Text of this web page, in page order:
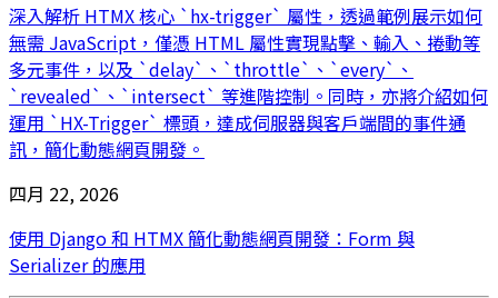
深入解析 HTMX 核心 `hx-trigger` 屬性，透過範例展示如何
無需 JavaScript，僅憑 HTML 屬性實現點擊、輸入、捲動等
多元事件，以及 `delay`、`throttle`、`every`、
`revealed`、`intersect` 等進階控制。同時，亦將介紹如何
運用 `HX-Trigger` 標頭，達成伺服器與客戶端間的事件通
訊，簡化動態網頁開發。
四月 22, 2026
使用 Django 和 HTMX 簡化動態網頁開發：Form 與
Serializer 的應用